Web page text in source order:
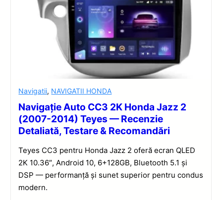
Navigatii, NAVIGATII HONDA
Navigație Auto CC3 2K Honda Jazz 2
(2007-2014) Teyes — Recenzie
Detaliată, Testare & Recomandări
Teyes CC3 pentru Honda Jazz 2 oferă ecran QLED
2K 10.36″, Android 10, 6+128GB, Bluetooth 5.1 și
DSP — performanță și sunet superior pentru condus
modern.